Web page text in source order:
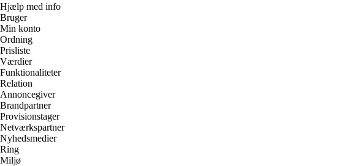
Hjælp med info
Bruger
Min konto
Ordning
Prisliste
Værdier
Funktionaliteter
Relation
Annoncegiver
Brandpartner
Provisionstager
Netværkspartner
Nyhedsmedier
Ring
Miljø